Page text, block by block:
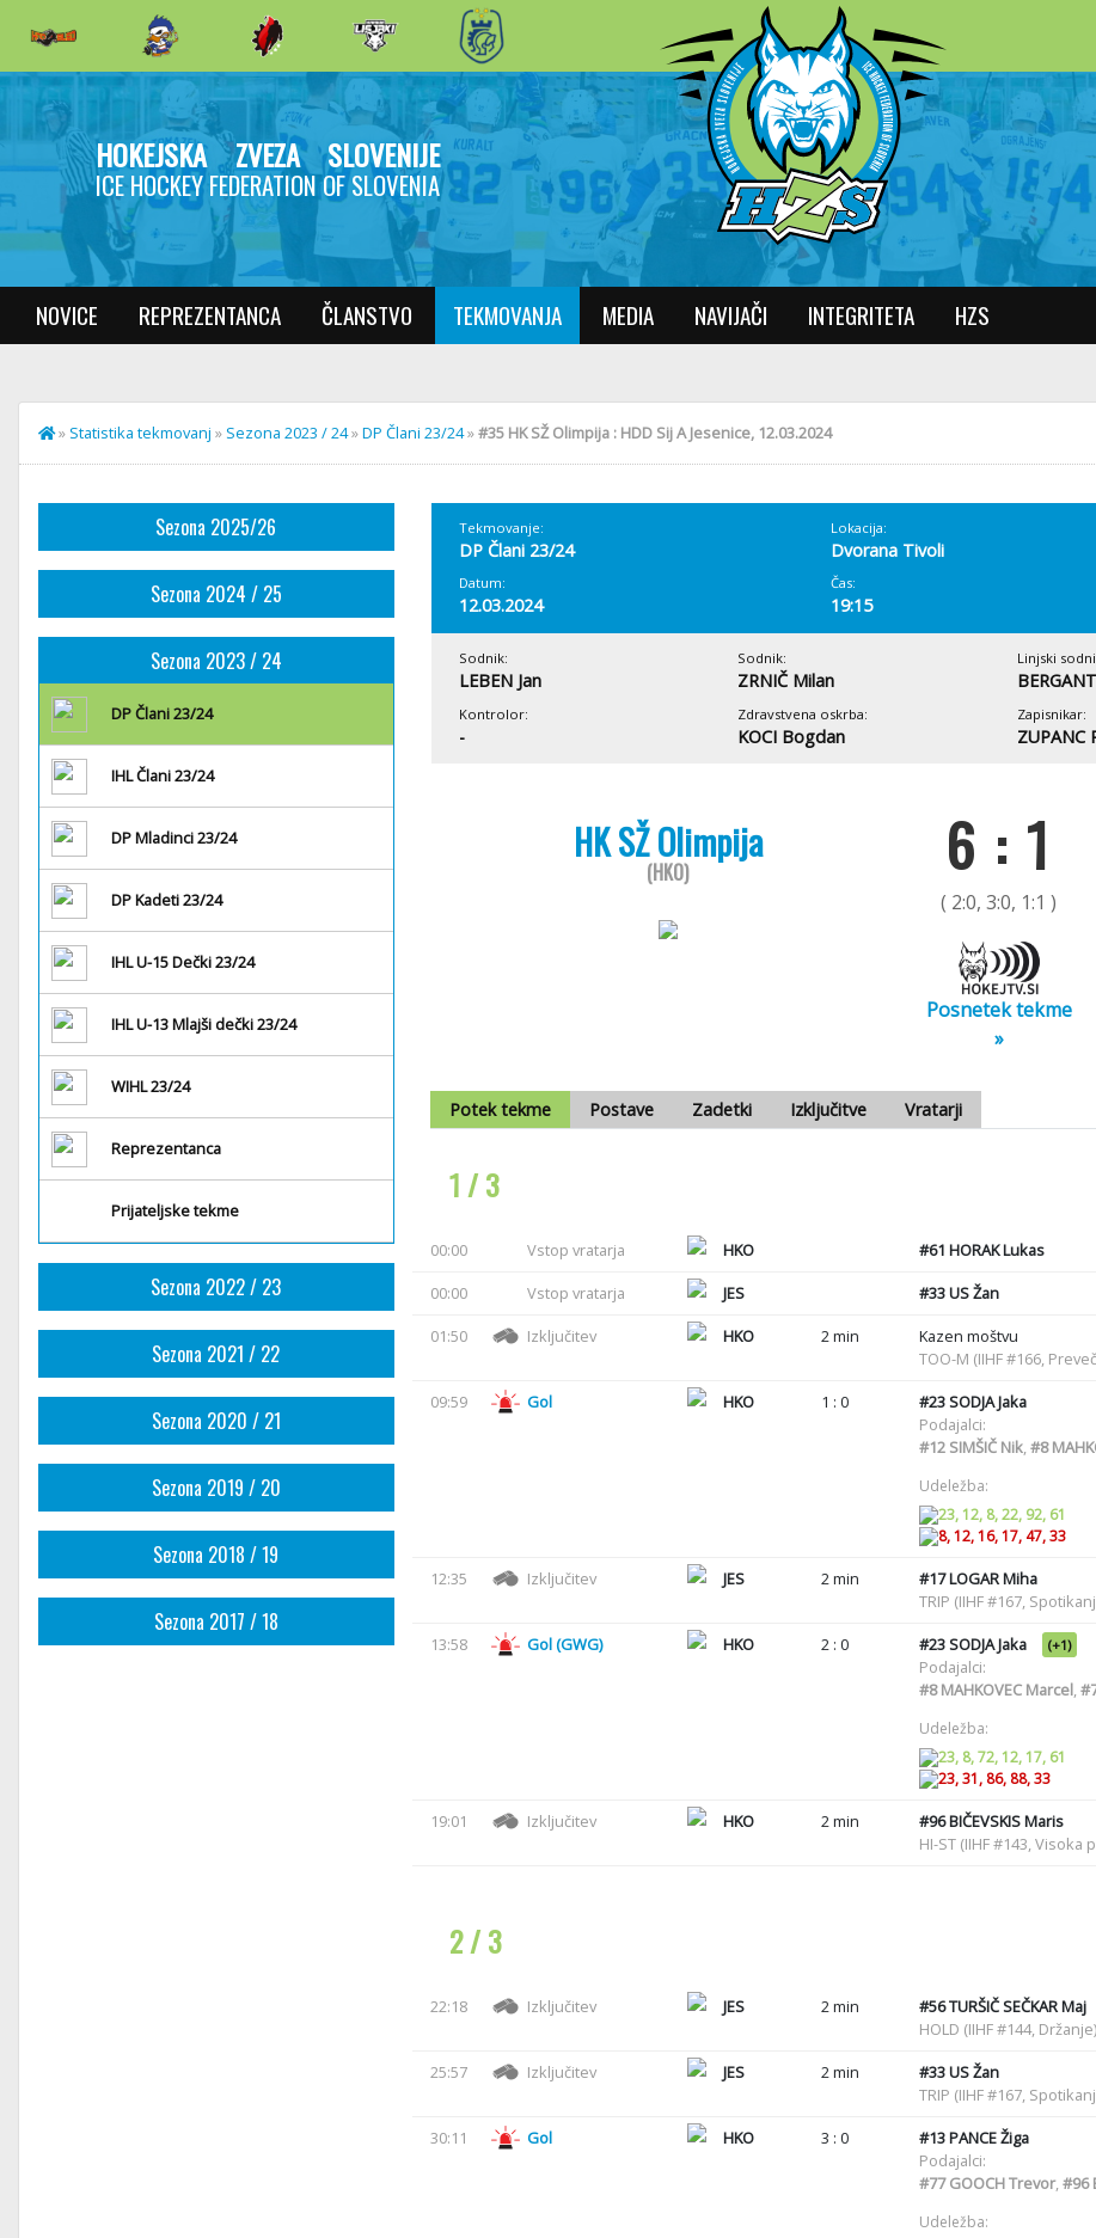
HOKEJSKA ZVEZA SLOVENIJE
ICE HOCKEY FEDERATION OF SLOVENIA
NOVICE REPREZENTANCA ČLANSTVO TEKMOVANJA MEDIA NAVIJAČI INTEGRITETA HZS
» Statistika tekmovanj » Sezona 2023 / 24»DP Člani 23/24»#35 HK SŽ Olimpija : HDD Sij A Jesenice, 12.03.2024
Sezona 2025/26
Sezona 2024 / 25
Sezona 2023 / 24
DP Člani 23/24
IHL Člani 23/24
DP Mladinci 23/24
DP Kadeti 23/24
IHL U-15 Dečki 23/24
IHL U-13 Mlajši dečki 23/24
WIHL 23/24
Reprezentanca
Prijateljske tekme
Sezona 2022 / 23
Sezona 2021 / 22
Sezona 2020 / 21
Sezona 2019 / 20
Sezona 2018 / 19
Sezona 2017 / 18
Tekmovanje:
DP Člani 23/24
Lokacija:
Dvorana Tivoli
Datum:
12.03.2024
Čas:
19:15
Sodnik:
LEBEN Jan
Sodnik:
ZRNIČ Milan
Linjski
Kontrolor:
-
Zdravstvena oskrba:
KOCI Bogdan
Zapisnikar:
ZUPANC
HK SŽ Olimpija
(HKO) 6 : 1
( 2:0, 3:0, 1:1 )
Posnetek tekme
»
Potek tekme Postave Zadetki Izključitve Vratarji
1 / 3
00:00 Vstop vratarja HKO #61 HORAK Lukas
00:00
Vstop vratarja JES #33US Žan
01:50
Izključitev HKO 2 min
Kazen moštvu
TOO-M (IIHF #166,
09:59 Gol HKO 1 : 0 #23SODJA Jaka
Podajalci:
#12SIMŠIČ Nik,#8
Udeležba:
23, 12, 8, 22, 92, 61
8, 12, 16, 17, 47, 33
12:35 Izključitev JES 2 min #17LOGAR Miha
TRIP (IIHF #167,
13:58 Gol (GWG) HKO 2 : 0 #23SODJA Jaka (+1)
Podajalci:
#8MAHKOVEC Marcel,
Udeležba:
23, 8, 72, 12, 17, 61
23, 31, 86, 88, 33
19:01 Izključitev HKO 2 min #96BIČEVSKIS Maris
HI-ST (IIHF #143, Visoka
2 / 3
22:18 Izključitev JES 2 min #56TURŠIČ SEČKAR Maj
HOLD (IIHF #144, Držanje)
25:57 Izključitev JES 2 min #33US Žan
TRIP (IIHF #167,
30:11 Gol HKO 3 : 0 #13PANCE Žiga
Podajalci:
#77GOOCH Trevor,#96
Udeležba: